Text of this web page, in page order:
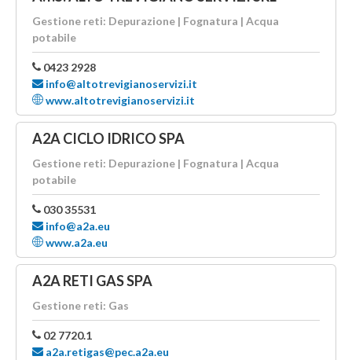
Gestione reti: Depurazione | Fognatura | Acqua
potabile
0423 2928
info@altotrevigianoservizi.it
www.altotrevigianoservizi.it
A2A CICLO IDRICO SPA
Gestione reti: Depurazione | Fognatura | Acqua
potabile
030 35531
info@a2a.eu
www.a2a.eu
A2A RETI GAS SPA
Gestione reti: Gas
02 7720.1
a2a.retigas@pec.a2a.eu